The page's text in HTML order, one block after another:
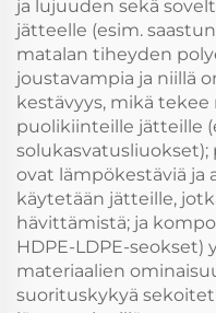
ja lujuuden sekä
jätteelle (esim.
matalan tiheyden
joustavampia ja niillä
kestävyys, mikä
puolikiinteille jätteille
solukasvatusliuokset);
ovat lämpökestäviä ja
käytetään jätteille,
hävittämistä; ja
HDPE-LDPE-seokset)
materiaalien
suorituskykyä